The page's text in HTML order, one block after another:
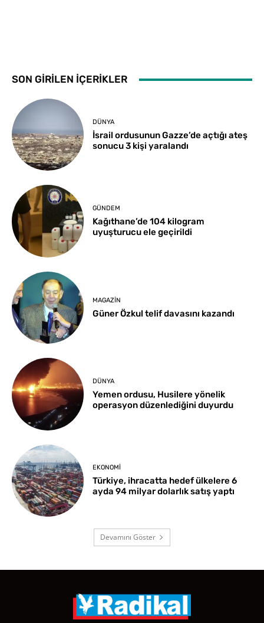
SON GİRİLEN İÇERİKLER
DÜNYA
İsrail ordusunun Gazze’de açtığı ateş
sonucu 3 kişi yaralandı
GÜNDEM
Kağıthane’de 104 kilogram
uyuşturucu ele geçirildi
MAGAZIN
Güner Özkul telif davasını kazandı
DÜNYA
Yemen ordusu, Husilere yönelik
operasyon düzenlediğini duyurdu
EKONOMI
Türkiye, ihracatta hedef ülkelere 6
ayda 94 milyar dolarlık satış yaptı
Devamını Göster